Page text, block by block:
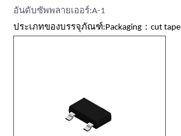
อันดับซัพพลายเออร์:A-1
ประเภทของบรรจุภัณฑ์:Packaging：cut tape